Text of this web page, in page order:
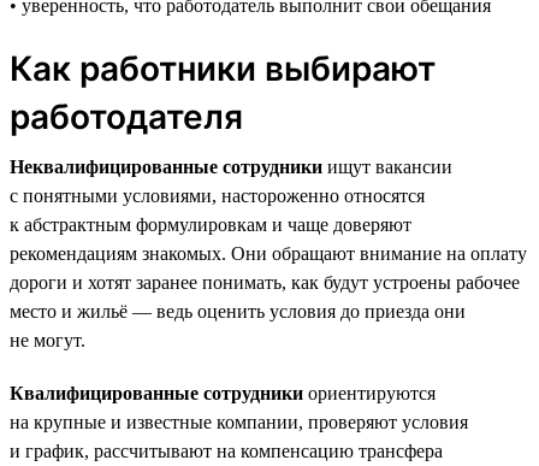
• уверенность, что работодатель выполнит свои обещания
Как работники выбирают
работодателя
Неквалифицированные сотрудники ищут вакансии
с понятными условиями, настороженно относятся
к абстрактным формулировкам и чаще доверяют
рекомендациям знакомых. Они обращают внимание на оплату
дороги и хотят заранее понимать, как будут устроены рабочее
место и жильё — ведь оценить условия до приезда они
не могут.
Квалифицированные сотрудники ориентируются
на крупные и известные компании, проверяют условия
и график, рассчитывают на компенсацию трансфера